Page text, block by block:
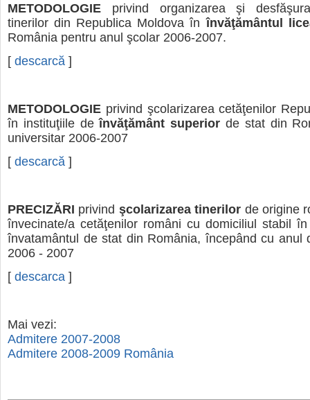
METODOLOGIE privind organizarea şi
tinerilor din Republica Moldova înînvăţământul
România pentru anul şcolar 2006-2007.
[ descarcă ]
METODOLOGIE privind şcolarizarea cetăţenilor
în instituţiile deînvăţământ superior de stat din
universitar 2006-2007
[ descarcă ]
PRECIZĂRI privind şcolarizarea tinerilor de origine
învecinate/a cetăţenilor români cu domiciliul stabil
învatamântul de stat din România, începând cu anul
2006 - 2007
[ descarca ]
Mai vezi:
Admitere 2007-2008
Admitere 2008-2009 România